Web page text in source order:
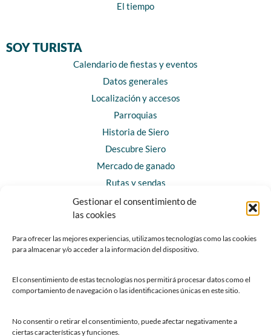
Gestionar el consentimiento de
las cookies
Para ofrecer las mejores experiencias, utilizamos tecnologías como las cookies
para almacenar y/o acceder a la información del dispositivo.
El consentimiento de estas tecnologías nos permitirá procesar datos como el
comportamiento de navegación o las identificaciones únicas en este sitio.
No consentir o retirar el consentimiento, puede afectar negativamente a
ciertas características y funciones.
El tiempo
SOY TURISTA
Calendario de fiestas y eventos
Datos generales
Localización y accesos
Parroquias
Historia de Siero
Descubre Siero
Mercado de ganado
Rutas y sendas
Horarios y contacto
Teléfonos de interés
Chatbot Siero
SEDES ELECTRÓNICAS
Sede del Ayuntamiento de Siero